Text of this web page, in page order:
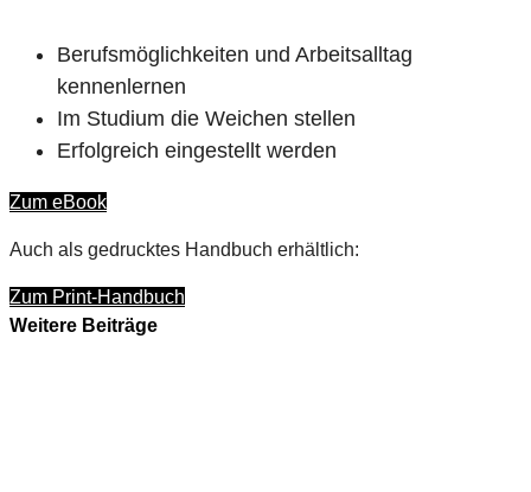
Berufsmöglichkeiten und Arbeitsalltag
kennenlernen
Im Studium die Weichen stellen
Erfolgreich eingestellt werden
Zum eBook
Auch als gedrucktes Handbuch erhältlich:
Zum Print-Handbuch
Weitere Beiträge